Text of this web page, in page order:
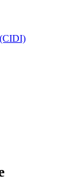
(CIDI)